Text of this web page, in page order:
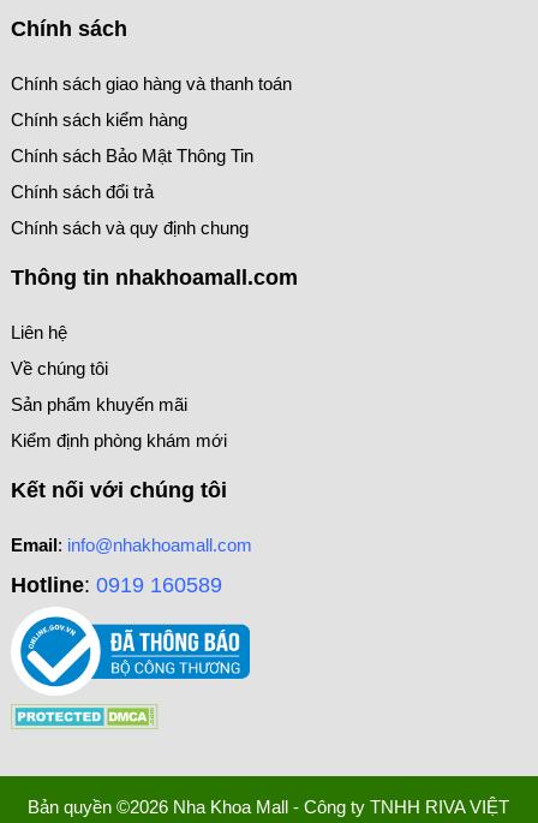
Chính sách
Chính sách giao hàng và thanh toán
Chính sách kiểm hàng
Chính sách Bảo Mật Thông Tin
Chính sách đổi trả
Chính sách và quy định chung
Thông tin nhakhoamall.com
Liên hệ
Về chúng tôi
Sản phẩm khuyến mãi
Kiểm định phòng khám mới
Kết nối với chúng tôi
Email: info@nhakhoamall.com
Hotline: 0919 160589
Bản quyền ©2026 Nha Khoa Mall - Công ty TNHH RIVA VIỆT